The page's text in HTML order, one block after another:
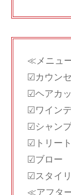
≪メニュ
☑カウン
☑ヘアカ
☑ワイン
☑シャン
☑トリー
☑ブロー
☑スタイ
≪アフタ